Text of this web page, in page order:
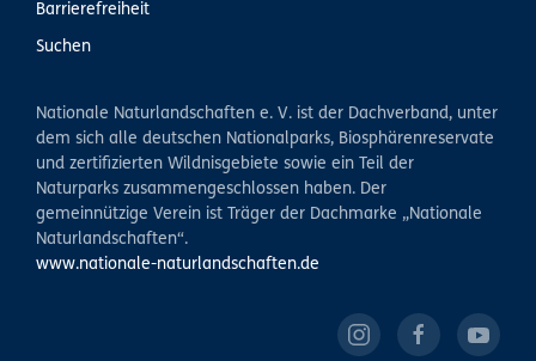
Barrierefreiheit
Suchen
Nationale Naturlandschaften e. V. ist der Dachverband, unter
dem sich alle deutschen Nationalparks, Biosphärenreservate
und zertifizierten Wildnisgebiete sowie ein Teil der
Naturparks zusammengeschlossen haben. Der
gemeinnützige Verein ist Träger der Dachmarke „Nationale
Naturlandschaften“.
www.nationale-naturlandschaften.de